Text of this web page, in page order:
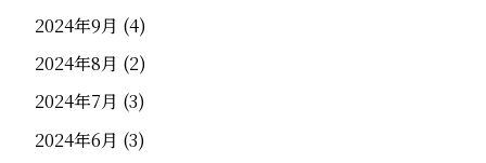
2024年9月 (4)
2024年8月 (2)
2024年7月 (3)
2024年6月 (3)